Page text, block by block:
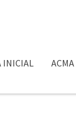
INICIAL ACMA